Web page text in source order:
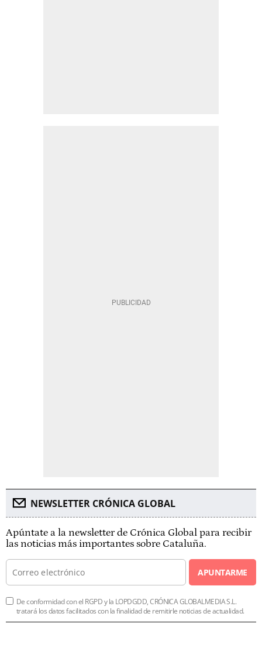
NEWSLETTER CRÓNICA GLOBAL
Apúntate a la newsletter de Crónica Global para recibir
las noticias más importantes sobre Cataluña.
APUNTARME
De conformidad con el RGPD y la LOPDGDD, CRÓNICA GLOBALMEDIA S.L.
tratará los datos facilitados con la finalidad de remitirle noticias de actualidad.